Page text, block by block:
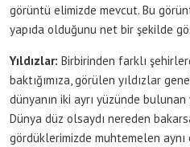
görüntü elimizde mevcut. Bu
yapıda olduğunu net bir şekilde
Yıldızlar: Birbirinden farklı
baktığımıza, görülen yıldızlar
dünyanın iki ayrı yüzünde
Dünya düz olsaydı nereden
gördüklerimizde muhtemelen aynı